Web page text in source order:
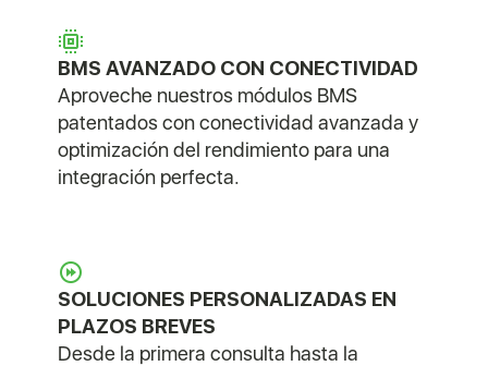
BMS AVANZADO CON CONECTIVIDAD
Aproveche nuestros módulos BMS
patentados con conectividad avanzada y
optimización del rendimiento para una
integración perfecta.
SOLUCIONES PERSONALIZADAS EN
PLAZOS BREVES
Desde la primera consulta hasta la